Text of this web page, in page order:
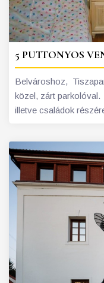
5 PUTTONYOS
Belvároshoz,
közel, zárt parkolóval.
illetve családok